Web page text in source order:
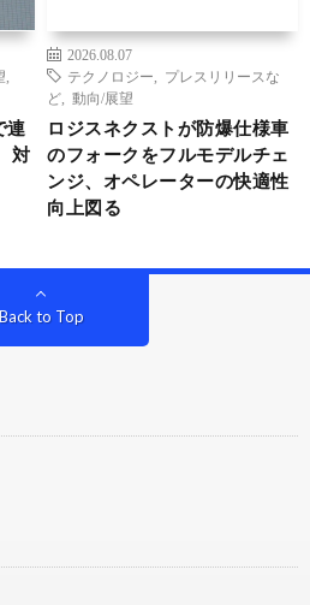
連
対
2026.08.07
テクノロジー
プレスリリースな
ど
動向/展望
ロジスネクストが防爆仕様車
のフォークをフルモデルチェ
ンジ、オペレーターの快適性
向上図る
Back to Top